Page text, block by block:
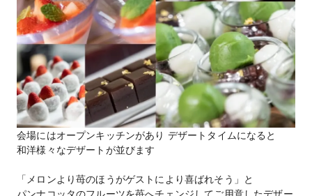
会場にはオープンキッチンがあり デザートタイムになると
和洋様々なデザートが並びます
「メロンより苺のほうがゲストにより喜ばれそう」と